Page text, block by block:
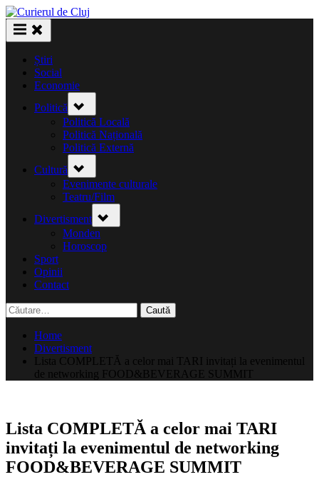
Skip
to
content
Știri
Social
Economie
Politică
sub-
menu
Politică Locală
Politică Națională
Politică Externă
Cultură
sub-
menu
Evenimente culturale
Teatru/Film
Divertisment sub-
menu
Monden
Horoscop
Sport
Opinii
Contact
Caută
după:
Home
Divertisment
Lista COMPLETĂ a celor mai TARI invitați la evenimentul
de networking FOOD&BEVERAGE SUMMIT
Lista COMPLETĂ a celor mai TARI
invitați la evenimentul de networking
FOOD&BEVERAGE SUMMIT